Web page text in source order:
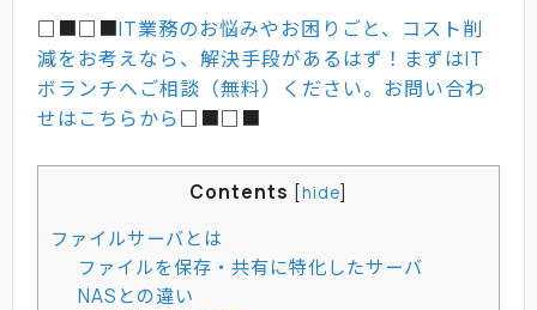
□■□■IT業務のお悩みやお困りごと、コスト削
減をお考えなら、解決手段があるはず！まずはIT
ボランチへご相談（無料）ください。お問い合わ
せはこちらから□■□■
Contents [hide]
ファイルサーバとは
ファイルを保存・共有に特化したサーバ
NASとの違い